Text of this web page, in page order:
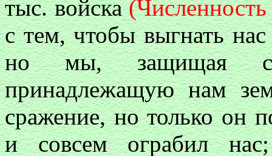
тыс. войска
с тем, чтобы выгнать
но мы, защищая
принадлежащую нам
сражение, но только он
и совсем ограбил